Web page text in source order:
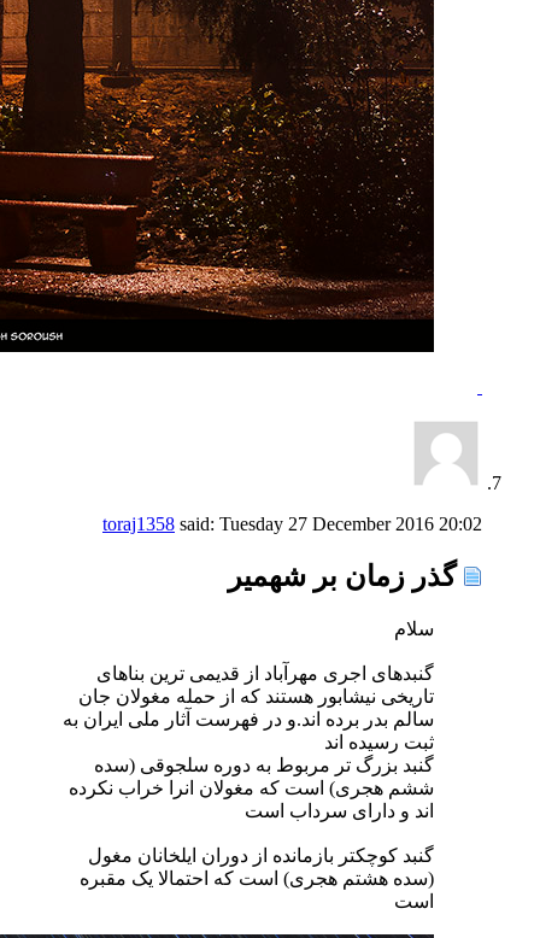
toraj1358 said: Tuesday 27 December 2016 20:02
گذر زمان بر شهمیر
سلام
گنبدهای اجری مهرآباد از قدیمی ترین بناهای
تاریخی نیشابور هستند که از حمله مغولان جان
سالم بدر برده اند.و در فهرست آثار ملی ایران به
ثبت رسیده اند
گنبد بزرگ تر مربوط به دوره سلجوقی (سده
ششم هجری) است که مغولان انرا خراب نکرده
اند و دارای سرداب است
گنبد کوچکتر بازمانده از دوران ایلخانان مغول
(سده هشتم هجری) است که احتمالا یک مقبره
است